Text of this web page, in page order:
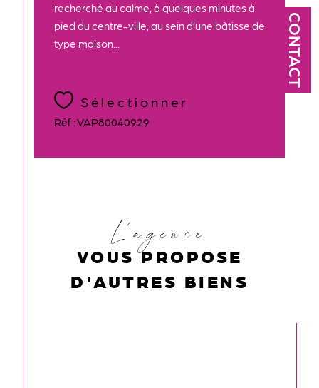
CONTACT
recherché au calme, à quelques minutes à
pied du centre-ville, au sein d’une bâtisse de
type maison...
Sélectionner
Réf : VAP80040929
L'agence
VOUS PROPOSE
D'AUTRES BIENS